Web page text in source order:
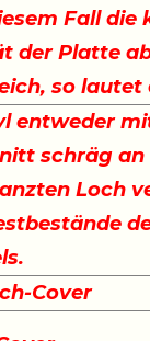
Fall die
der Platte
so
entweder
schräg
Loch
Cover